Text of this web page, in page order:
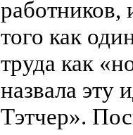
работников,
того как
труда как
назвала эту
Тэтчер».